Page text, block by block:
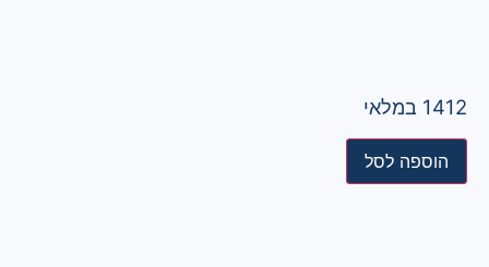
1412 במלאי
הוספה לסל